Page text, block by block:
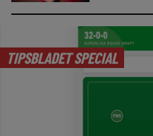
TIPSBLADET SPECIAL